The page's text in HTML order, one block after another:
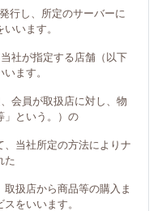
行し、所定のサーバーに
います。
社が指定する店舗（以下
ます。
会員が取扱店に対し、物
」という。）の
当社所定の方法によりナ
た
扱店から商品等の購入ま
をいいます。